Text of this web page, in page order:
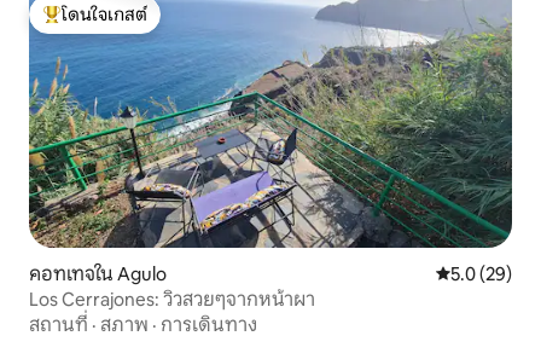
โดนใจเกสต์ที่สุด
โดนใจเกสต์
คอทเทจใน Agulo คะแนนเฉลี่ย
5.0 (29)
Los Cerrajones: วิวสวยๆจากหน้าผา
สถานที่ · สภาพ · การเดินทาง